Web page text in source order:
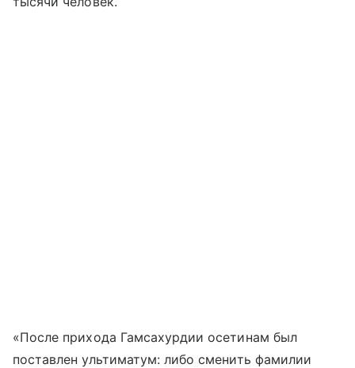
«После прихода Гамсахурдии осетинам был
поставлен ультиматум: либо сменить фамилии